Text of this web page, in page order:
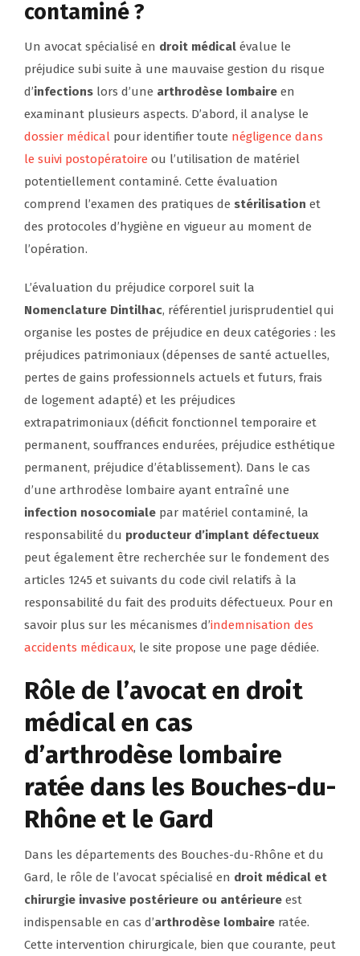
contaminé ?
Un avocat spécialisé en droit médical évalue le
préjudice subi suite à une mauvaise gestion du risque
d’infections lors d’une arthrodèse lombaire en
examinant plusieurs aspects. D’abord, il analyse le
dossier médical pour identifier toute négligence dans
le suivi postopératoire ou l’utilisation de matériel
potentiellement contaminé. Cette évaluation
comprend l’examen des pratiques de stérilisation et
des protocoles d’hygiène en vigueur au moment de
l’opération.
L’évaluation du préjudice corporel suit la
Nomenclature Dintilhac, référentiel jurisprudentiel qui
organise les postes de préjudice en deux catégories : les
préjudices patrimoniaux (dépenses de santé actuelles,
pertes de gains professionnels actuels et futurs, frais
de logement adapté) et les préjudices
extrapatrimoniaux (déficit fonctionnel temporaire et
permanent, souffrances endurées, préjudice esthétique
permanent, préjudice d’établissement). Dans le cas
d’une arthrodèse lombaire ayant entraîné une
infection nosocomiale par matériel contaminé, la
responsabilité du producteur d’implant défectueux
peut également être recherchée sur le fondement des
articles 1245 et suivants du code civil relatifs à la
responsabilité du fait des produits défectueux. Pour en
savoir plus sur les mécanismes d’indemnisation des
accidents médicaux, le site propose une page dédiée.
Rôle de l’avocat en droit
médical en cas
d’arthrodèse lombaire
ratée dans les Bouches-du-
Rhône et le Gard
Dans les départements des Bouches-du-Rhône et du
Gard, le rôle de l’avocat spécialisé en droit médical et
chirurgie invasive postérieure ou antérieure est
indispensable en cas d’arthrodèse lombaire ratée.
Cette intervention chirurgicale, bien que courante, peut